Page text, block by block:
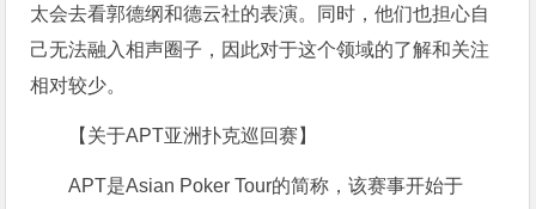
太会去看郭德纲和德云社的表演。同时，他们也担心自
己无法融入相声圈子，因此对于这个领域的了解和关注
相对较少。
【关于APT亚洲扑克巡回赛】
APT是Asian Poker Tour的简称，该赛事开始于